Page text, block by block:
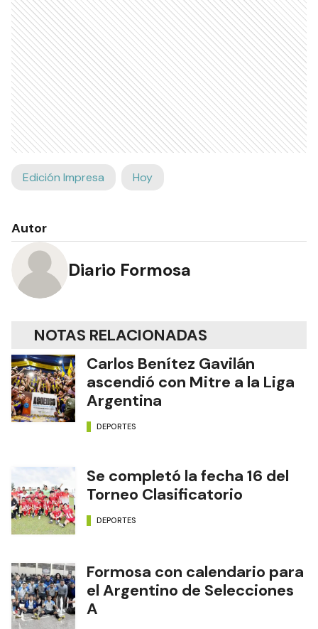
Edición Impresa Hoy
Autor
Diario Formosa
NOTAS RELACIONADAS
Carlos Benítez Gavilán
ascendió con Mitre a la Liga
Argentina
DEPORTES
Se completó la fecha 16 del
Torneo Clasificatorio
DEPORTES
Formosa con calendario para
el Argentino de Selecciones
A